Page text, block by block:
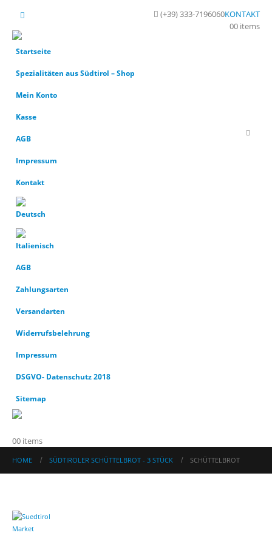
(+39) 333-7196060KONTAKT
00 items
Startseite
Spezialitäten aus Südtirol – Shop
Mein Konto
Kasse
AGB
Impressum
Kontakt
AGB
Zahlungsarten
Versandarten
Widerrufsbelehrung
Impressum
DSGVO- Datenschutz 2018
Sitemap
00 items
HOME SÜDTIROLER SCHÜTTELBROT - 3 STÜCK SCHÜTTELBROT